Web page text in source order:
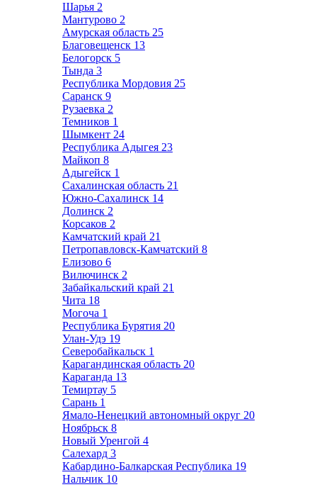
Шарья 2
Мантурово 2
Амурская область 25
Благовещенск 13
Белогорск 5
Тында 3
Республика Мордовия 25
Саранск 9
Рузаевка 2
Темников 1
Шымкент 24
Республика Адыгея 23
Майкоп 8
Адыгейск 1
Сахалинская область 21
Южно-Сахалинск 14
Долинск 2
Корсаков 2
Камчатский край 21
Петропавловск-Камчатский 8
Елизово 6
Вилючинск 2
Забайкальский край 21
Чита 18
Могоча 1
Республика Бурятия 20
Улан-Удэ 19
Северобайкальск 1
Карагандинская область 20
Караганда 13
Темиртау 5
Сарань 1
Ямало-Ненецкий автономный округ 20
Ноябрьск 8
Новый Уренгой 4
Салехард 3
Кабардино-Балкарская Республика 19
Нальчик 10